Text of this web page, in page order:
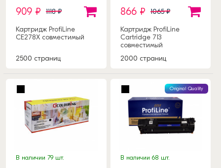
909 ₽ 1118 ₽
Картридж ProfiLine
CE278X совместимый
2500 страниц
866 ₽ 1065 ₽
Картридж ProfiLine
Cartridge 713
совместимый
2000 страниц
В наличии 79 шт.
Original Quality
В наличии 68 шт.